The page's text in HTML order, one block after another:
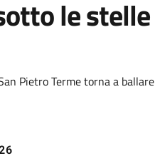
le stelle
notizia
Pietro Terme torna a ballare